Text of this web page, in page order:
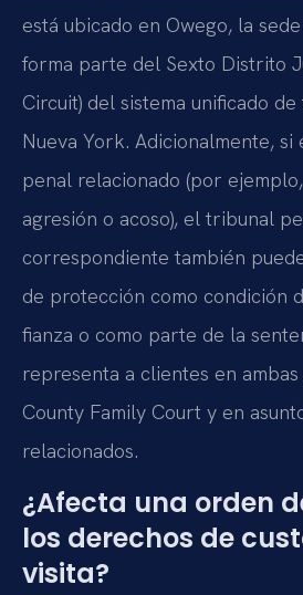
está ubicado en Owego, la
forma parte del Sexto Distrito
Circuit) del sistema unificado
Nueva York. Adicionalmente,
penal relacionado (por
agresión o acoso), el tribunal
correspondiente también
de protección como condición
fianza o como parte de la
representa a clientes en
County Family Court y en
relacionados.
¿Afecta una orden
los derechos de
visita?